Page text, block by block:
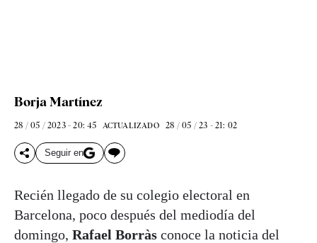
Borja Martínez
28 / 05 / 2023 - 20: 45 ACTUALIZADO 28 / 05 / 23 - 21: 02
Seguir en
Recién llegado de su colegio electoral en
Barcelona, poco después del mediodía del
domingo, Rafael Borràs conoce la noticia del